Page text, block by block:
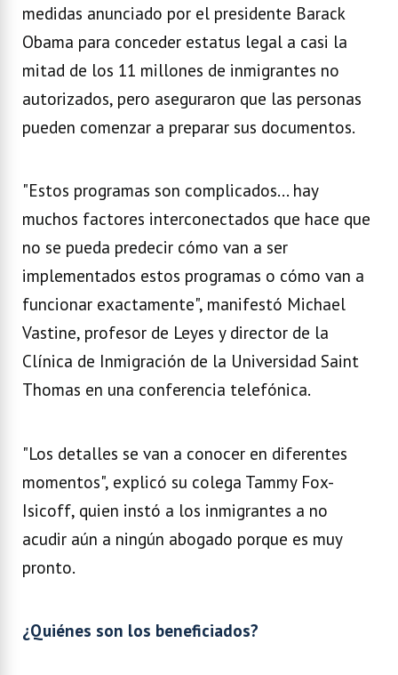
medidas anunciado por el presidente Barack
Obama para conceder estatus legal a casi la
mitad de los 11 millones de inmigrantes no
autorizados, pero aseguraron que las personas
pueden comenzar a preparar sus documentos.
"Estos programas son complicados... hay
muchos factores interconectados que hace que
no se pueda predecir cómo van a ser
implementados estos programas o cómo van a
funcionar exactamente", manifestó Michael
Vastine, profesor de Leyes y director de la
Clínica de Inmigración de la Universidad Saint
Thomas en una conferencia telefónica.
"Los detalles se van a conocer en diferentes
momentos", explicó su colega Tammy Fox-
Isicoff, quien instó a los inmigrantes a no
acudir aún a ningún abogado porque es muy
pronto.
¿Quiénes son los beneficiados?